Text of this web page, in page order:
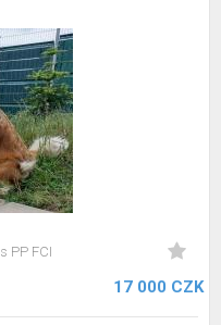
s PP FCI
17 000 CZK